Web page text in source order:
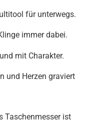
für unterwegs.
immer dabei.
mit Charakter.
und Herzen graviert
Taschenmesser ist